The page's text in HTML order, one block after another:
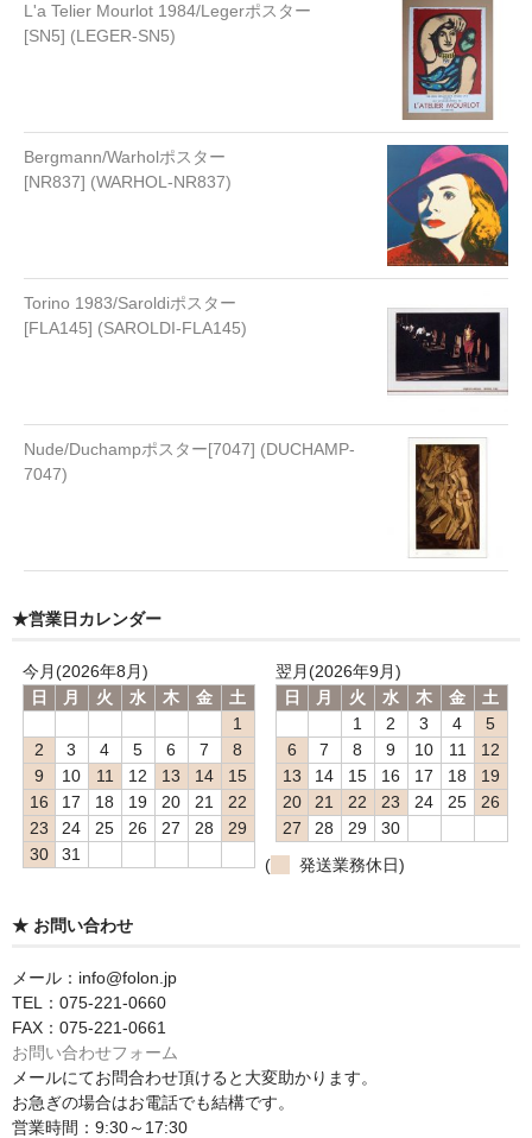
L'a Telier Mourlot 1984/Legerポスター
[SN5] (LEGER-SN5)
Bergmann/Warholポスター
[NR837] (WARHOL-NR837)
Torino 1983/Saroldiポスター
[FLA145] (SAROLDI-FLA145)
Nude/Duchampポスター[7047] (DUCHAMP-
7047)
★営業日カレンダー
今月(2026年8月)
日
月 火 水 木 金
土
1
2
3 4 5 6 7
8
9
10 11 12 13 14
15
16
17 18 19 20 21
22
23
24 25 26 27 28
29
30
31
翌月(2026年9月)
日
月 火 水 木 金
土
1
2 3 4
5
6
7 8 9 10 11
12
13
14 15 16 17 18
19
20
21 22 23 24 25
26
27
28 29
30
(
発送業務休日)
★ お問い合わせ
メール：info@folon.jp
TEL：075-221-0660
FAX：075-221-0661
お問い合わせフォーム
メールにてお問合わせ頂けると大変助かります。
お急ぎの場合はお電話でも結構です。
営業時間：9:30～17:30